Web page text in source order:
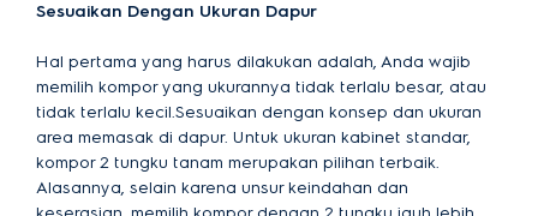
Sesuaikan Dengan Ukuran Dapur
Hal pertama yang harus dilakukan adalah, Anda wajib
memilih kompor yang ukurannya tidak terlalu besar, atau
tidak terlalu kecil.Sesuaikan dengan konsep dan ukuran
area memasak di dapur. Untuk ukuran kabinet standar,
kompor 2 tungku tanam merupakan pilihan terbaik.
Alasannya, selain karena unsur keindahan dan